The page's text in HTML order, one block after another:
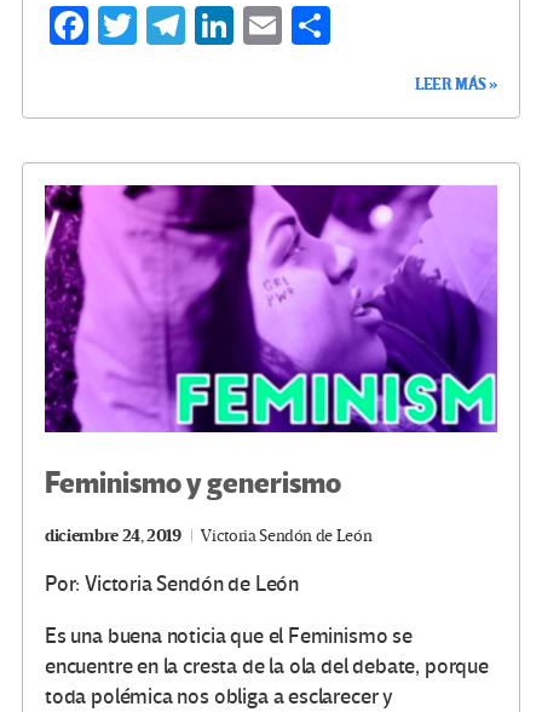
Fa
o
T
Te
m
Li
n
E
ar
tir
LEER MÁS »
Feminismo y generismo
diciembre 24, 2019 Victoria Sendón de León
Por: Victoria Sendón de León
Es una buena noticia que el Feminismo se
encuentre en la cresta de la ola del debate, porque
toda polémica nos obliga a esclarecer y